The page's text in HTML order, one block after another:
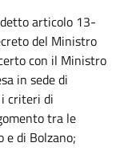
articolo 13-
del Ministro
con il Ministro
in sede di
criteri di
tra le
e di Bolzano;